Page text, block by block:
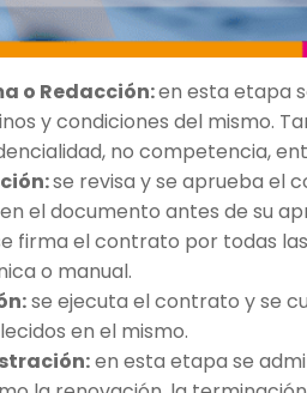
o Redacción:en esta etapa
y condiciones del mismo.
no competencia,
se revisa y se aprueba el
el documento antes de su
firma el contrato por todas
o manual.
se ejecuta el contrato y se
en el mismo.
en esta etapa se